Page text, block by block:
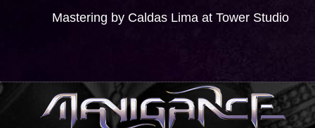
Mastering by Caldas Lima at Tower Studio